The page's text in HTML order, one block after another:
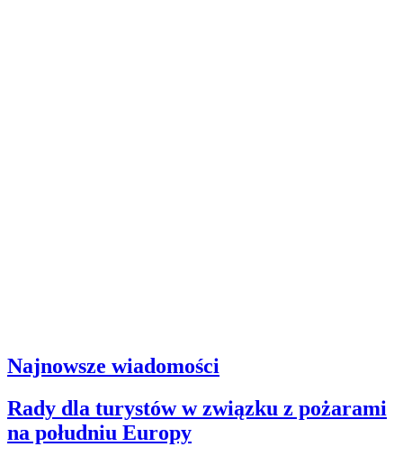
Najnowsze wiadomości
Rady dla turystów w związku z pożarami
na południu Europy